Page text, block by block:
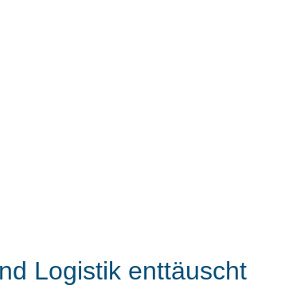
Logistik enttäuscht